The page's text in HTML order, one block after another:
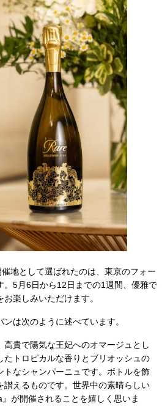
地として選ばれたのは、東京のフォー
。5月6日から12日までの1週間、優雅で
楽しみいただけます。
は次のように述べています。
高貴で陽気な王妃へのオマージュとし
たトロピカルな香りとブリオッシュの
トなシャンパーニュです。ボトルを飾
讃えるものです。世界中の素晴らしい
が開催されることを嬉しく思いま